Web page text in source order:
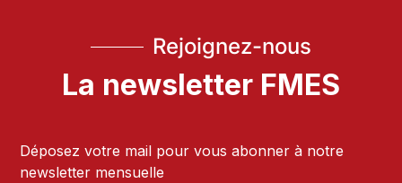
Rejoignez-nous
La newsletter FMES
Déposez votre mail pour vous abonner à notre
newsletter mensuelle